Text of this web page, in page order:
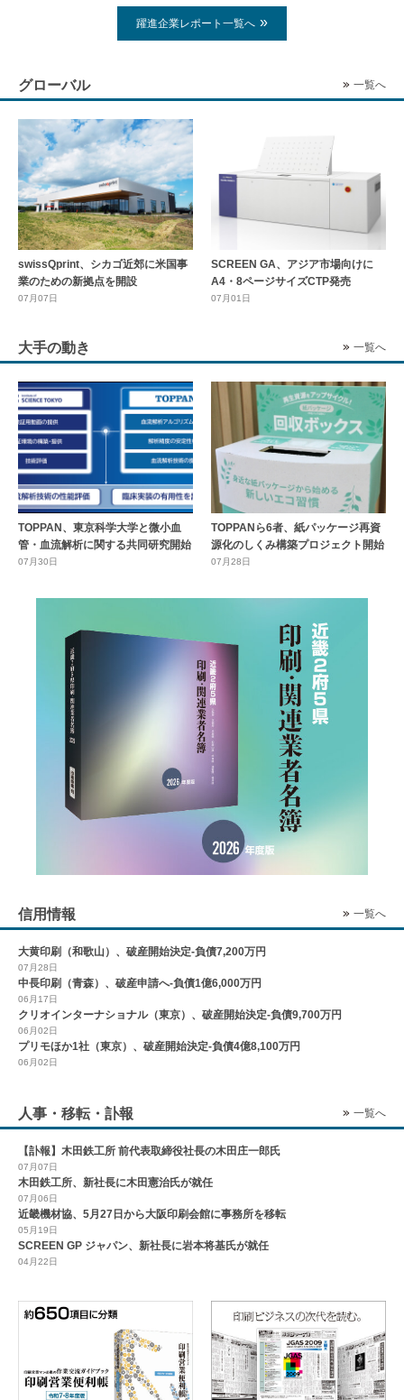
躍進企業レポート一覧へ
グローバル 一覧へ
swissQprint、シカゴ近郊に⽶国事
業のための新拠点を開設
07月07日
SCREEN GA、アジア市場向けに
A4・8ページサイズCTP発売
07月01日
大手の動き 一覧へ
TOPPAN、東京科学大学と微小血
管・血流解析に関する共同研究開始
07月30日
TOPPANら6者、紙パッケージ再資
源化のしくみ構築プロジェクト開始
07月28日
信用情報 一覧へ
大黄印刷（和歌山）、破産開始決定-負債7,200万円
07月28日
中長印刷（青森）、破産申請へ-負債1億6,000万円
06月17日
クリオインターナショナル（東京）、破産開始決定-負債9,700万円
06月02日
プリモほか1社（東京）、破産開始決定-負債4億8,100万円
06月02日
人事・移転・訃報 一覧へ
【訃報】木田鉄工所 前代表取締役社長の木田庄一郎氏
07月07日
木田鉄工所、新社長に木田憲治氏が就任
07月06日
近畿機材協、5月27日から大阪印刷会館に事務所を移転
05月19日
SCREEN GP ジャパン、新社長に岩本将基氏が就任
04月22日